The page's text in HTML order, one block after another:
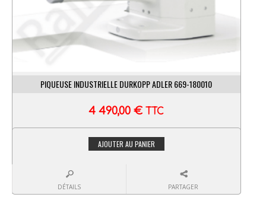
PIQUEUSE INDUSTRIELLE DURKOPP ADLER 669-180010
4 490,00€ TTC
AJOUTER AU PANIER
DÉTAILS PARTAGER